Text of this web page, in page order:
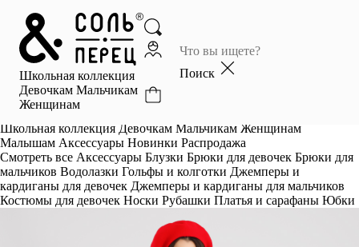
Школьная коллекция
Девочкам Мальчикам
Женщинам
Поиск
Главная
Каталог
Избранное
Школьная коллекция Девочкам Мальчикам Женщинам
Малышам Аксессуары Новинки Распродажа
Смотреть все Аксессуары Блузки Брюки для девочек Брюки для
мальчиков Водолазки Гольфы и колготки Джемперы и
кардиганы для девочек Джемперы и кардиганы для мальчиков
Костюмы для девочек Носки Рубашки Платья и сарафаны Юбки